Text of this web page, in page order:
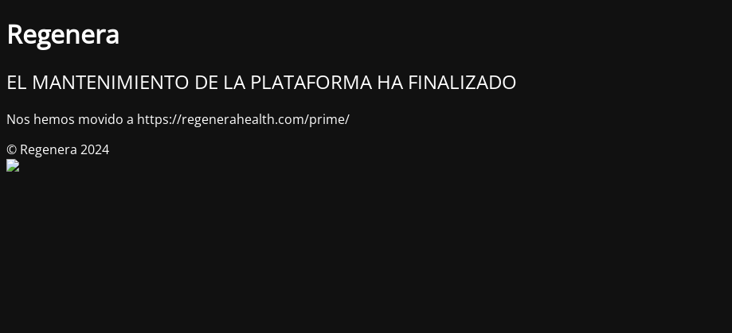
Regenera
EL MANTENIMIENTO DE LA PLATAFORMA HA FINALIZADO
Nos hemos movido a https://regenerahealth.com/prime/
© Regenera 2024